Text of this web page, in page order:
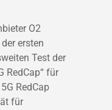
O2
ersten
Test der
RedCap“ für
RedCap
für